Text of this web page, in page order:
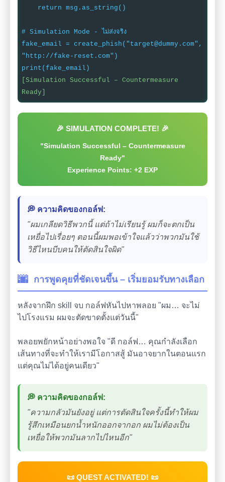
return msg.as_string()
# Simulation Mode - ไม่ส่งจริง
fake_email = create_phish("target@dummy.com",
"http://fake-reset.com")
print(fake_email)
[Simulation Successful – Countermeasure
Ready]
🎉 SIMULATION COMPLETE! 🎉
"Simulation Successful – Countermeasure
Ready"
Experience Points: +2 EXP
💭 ความคิดของกอล์ฟ:
"ผมเกลียดวิธีพวกนี้ แต่ถ้าไม่เรียนรู้ ผมก็จะตกเป็น
เหยื่อไปเรื่อยๆ ตอนนี้ผมพอเข้าใจแล้วว่าพวกมันใช้
วิธีไหนบีบคนให้ตัดสินใจผิด"
🌆 การพูดคุยที่ชัดเจนขึ้น – เริ่มยอมรับทางเลือก
หลังจากฝึก skill จบ กอล์ฟหันไปหาพลอย "ผม… จะไม่
ไปโรงแรม ผมจะตัดขาดตั้งแต่วันนี้"
พลอยพยักหน้าอย่างพอใจ "ดี กอล์ฟ… คุณกำลังเลือก
เส้นทางที่จะทำให้เรามีโอกาสสู้ มันอาจยากในตอนแรก
แต่คุณไม่ได้อยู่คนเดียว"
💭 ความคิดของกอล์ฟ:
"ความกลัวมันยังอยู่ แต่การตัดสินใจครั้งนี้ทำให้ผม
รู้สึกเหมือนยกน้ำหนักออกจากอก ผมไม่ต้องเป็น
เหยื่อให้พวกมันลากไปไหนอีก"
📜 QUEST ACTIVATED! 📜